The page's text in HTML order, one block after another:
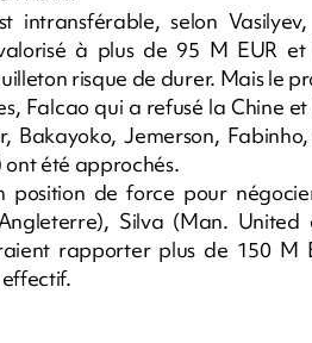
intransférable, selon
à plus de 95 M EUR
risque de durer. Mais le
Falcao qui a refusé la Chine
Bakayoko, Jemerson,
ont été approchés.
position de force pour
Silva (Man.
rapporter plus de 150 M